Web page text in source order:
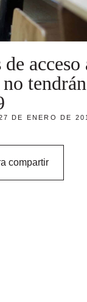
acceso
DE ENERO DE
compartir